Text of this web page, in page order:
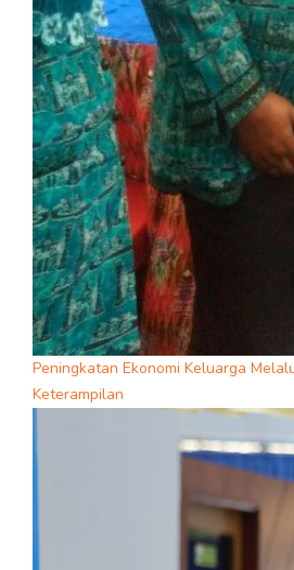
Peningkatan Ekonomi Keluarga
Keterampilan